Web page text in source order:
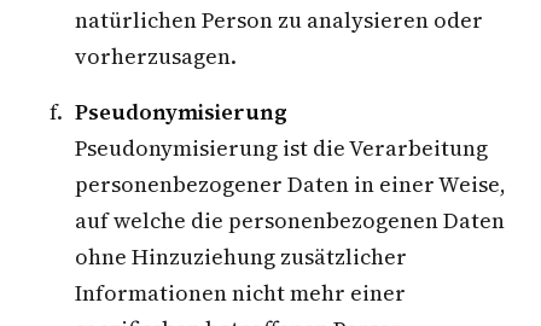
natürlichen Person zu analysieren oder
vorherzusagen.
Pseudonymisierung
Pseudonymisierung ist die Verarbeitung
personenbezogener Daten in einer Weise,
auf welche die personenbezogenen Daten
ohne Hinzuziehung zusätzlicher
Informationen nicht mehr einer